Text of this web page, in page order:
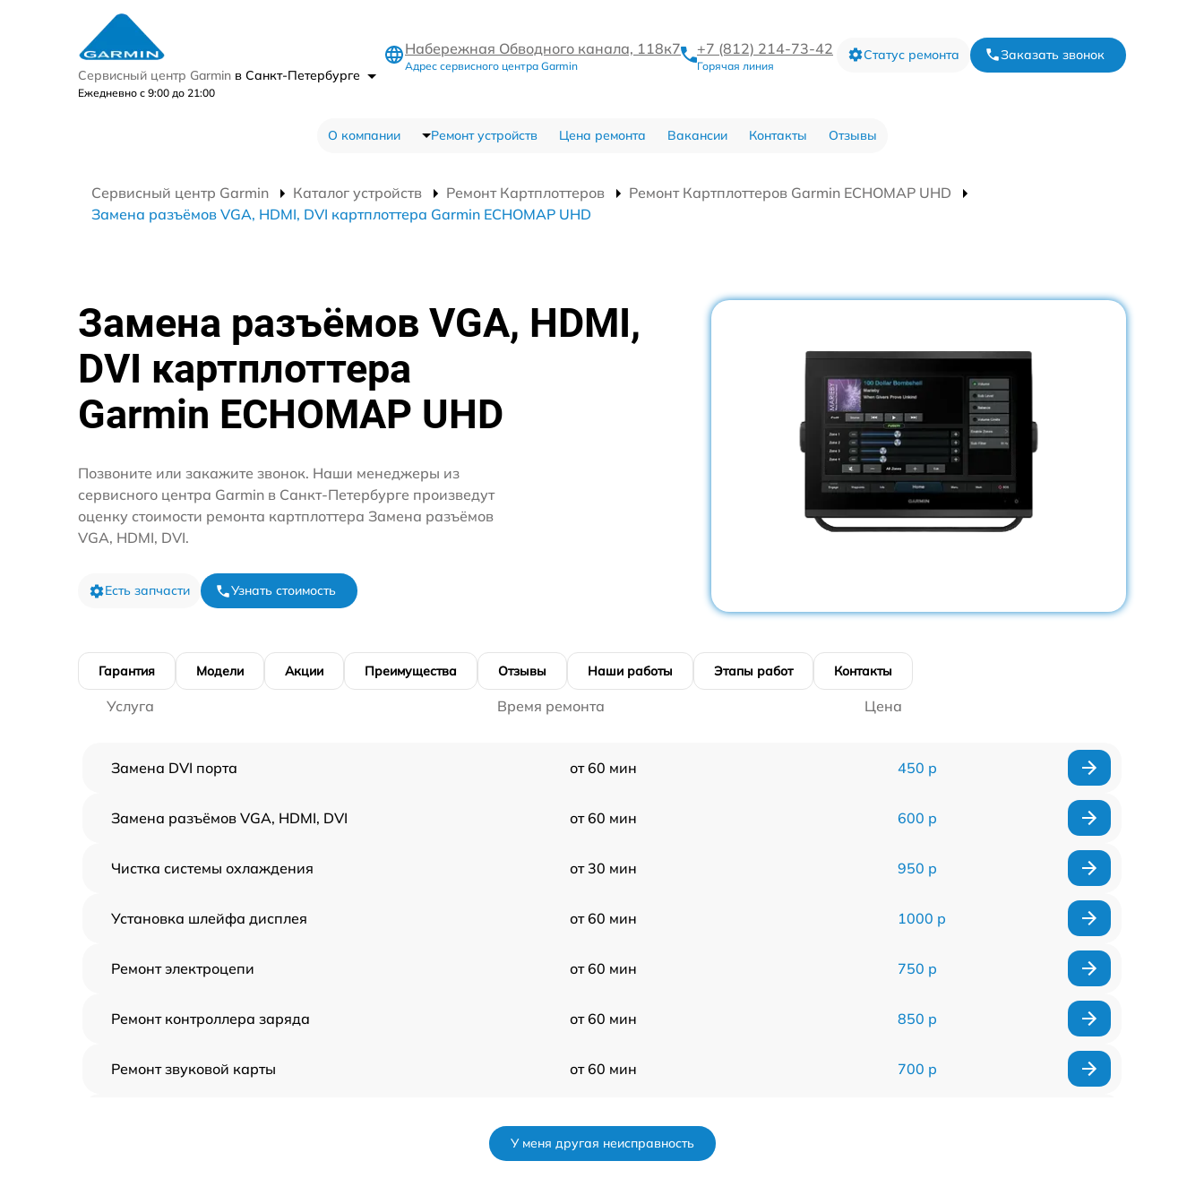
Сервисный центр Garmin в Санкт-Петербурге
Ежедневно с 9:00 до 21:00
Набережная Обводного канала, 118к7
Адрес сервисного центра Garmin
+7 (812) 214-73-42
Горячая линия
Статус ремонта Заказать звонок
О компании Ремонт устройств Цена ремонта Вакансии Контакты Отзывы
Сервисный центр Garmin Каталог устройств Ремонт Картплоттеров
Ремонт Картплоттеров Garmin ECHOMAP UHD
Замена разъёмов VGA, HDMI, DVI картплоттера Garmin ECHOMAP UHD
Замена разъёмов VGA, HDMI,
DVI картплоттера
Garmin ECHOMAP UHD
Позвоните или закажите звонок. Наши менеджеры из
сервисного центра Garmin в Санкт-Петербурге произведут
оценку стоимости ремонта картплоттера Замена разъёмов
VGA, HDMI, DVI.
Есть запчасти Узнать стоимость
Гарантия Модели Акции Преимущества Отзывы Наши работы Этапы работ Контакты
Услуга Время ремонта Цена
Замена DVI порта от 60 мин 450 р
Замена разъёмов VGA, HDMI, DVI от 60 мин 600 р
Чистка системы охлаждения от 30 мин 950 р
Установка шлейфа дисплея от 60 мин 1000 р
Ремонт электроцепи от 60 мин 750 р
Ремонт контроллера заряда от 60 мин 850 р
Ремонт звуковой карты от 60 мин 700 р
У меня другая неисправность